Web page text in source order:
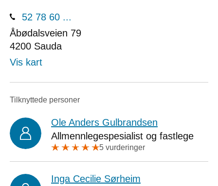
52 78 60 ...
Åbødalsveien 79
4200 Sauda
Vis kart
Tilknyttede personer
Ole Anders Gulbrandsen
Allmennlegespesialist og fastlege
5 vurderinger
Inga Cecilie Sørheim